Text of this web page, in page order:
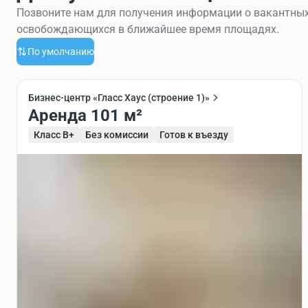
Позвоните нам для получения информации о
освобождающихся в ближайшее время площадях.
По умолчанию
Бизнес-центр «Гласс Хаус (строение 1)»
Аренда 101 м²
Класс B+ Без комиссии Готов к въезду